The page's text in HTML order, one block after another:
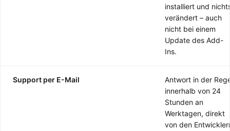
installiert und
verändert – auch
nicht bei einem
Update des Add-
Ins.
Support per E-Mail
Antwort in der
innerhalb von 24
Stunden an
Werktagen, direkt
von den